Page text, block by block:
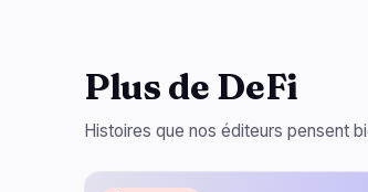
Plus de DeFi
Histoires que nos éditeurs pensent